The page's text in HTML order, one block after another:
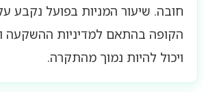
חובה. שיעור המניות בפועל נקבע
הקופה בהתאם למדיניות ההשקעה
ויכול להיות נמוך מהתקרה.